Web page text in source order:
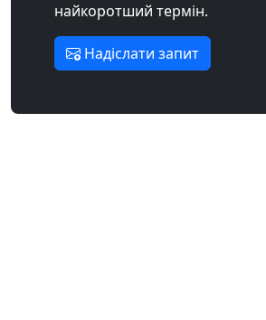
найкоротший термін.
Надіслати запит